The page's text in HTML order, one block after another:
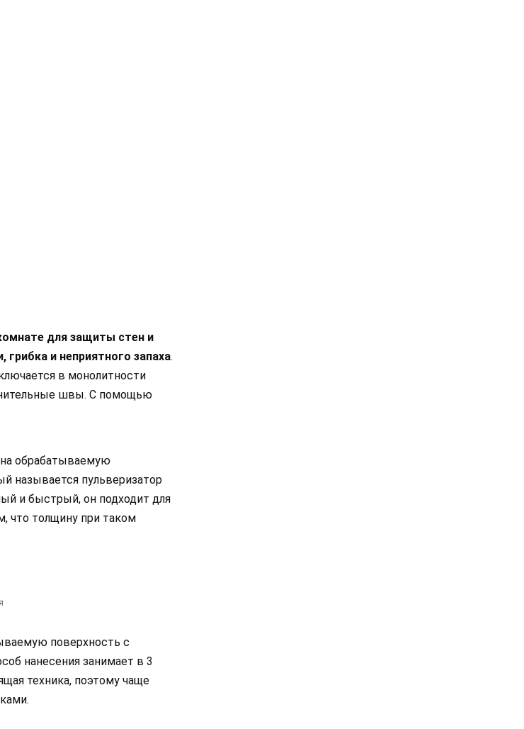
для защиты стен и
и неприятного запаха.
в монолитности
швы. С помощью
обрабатываемую
называется пульверизатор
и быстрый, он подходит для
что толщину при таком
поверхность с
нанесения занимает в 3
техника, поэтому чаще